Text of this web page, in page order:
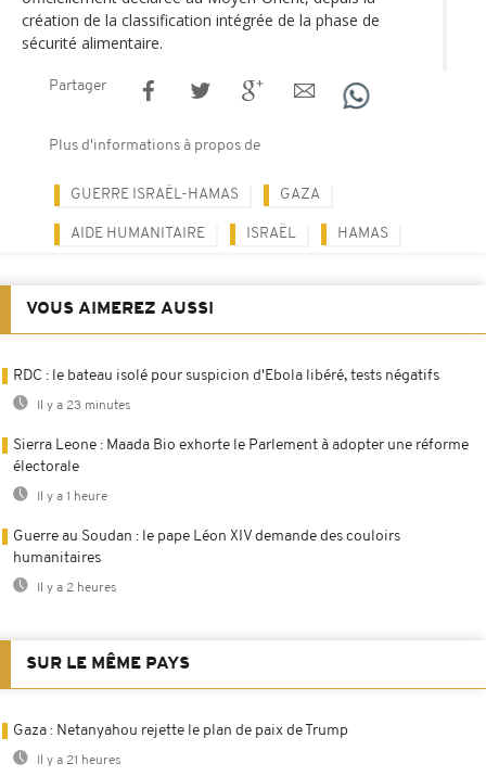
création de la classification intégrée de la phase de
sécurité alimentaire.
Partager
Plus d'informations à propos de
GUERRE ISRAËL-HAMAS GAZA
AIDE HUMANITAIRE ISRAËL HAMAS
VOUS AIMEREZ AUSSI
RDC : le bateau isolé pour suspicion d'Ebola libéré, tests négatifs
Il y a 23 minutes
Sierra Leone : Maada Bio exhorte le Parlement à adopter une réforme
électorale
Il y a 1 heure
Guerre au Soudan : le pape Léon XIV demande des couloirs
humanitaires
Il y a 2 heures
SUR LE MÊME PAYS
Gaza : Netanyahou rejette le plan de paix de Trump
Il y a 21 heures